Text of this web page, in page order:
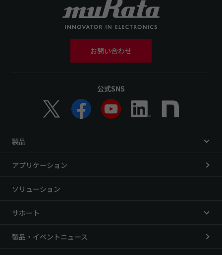
お問い合わせ
公式SNS
製品
アプリケーション
ソリューション
サポート
製品・イベントニュース